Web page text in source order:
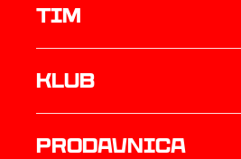
TIM
Klub
prodavnica